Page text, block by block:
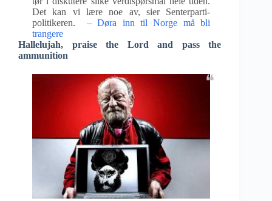
Det kan vi lære noe av, sier Senterparti-
politikeren. – Døra inn til Norge må bli
trangere
Hallelujah, praise the Lord and pass the
ammunition